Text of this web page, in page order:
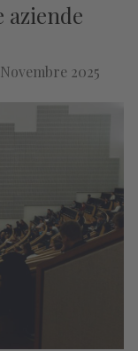
aziende
2025